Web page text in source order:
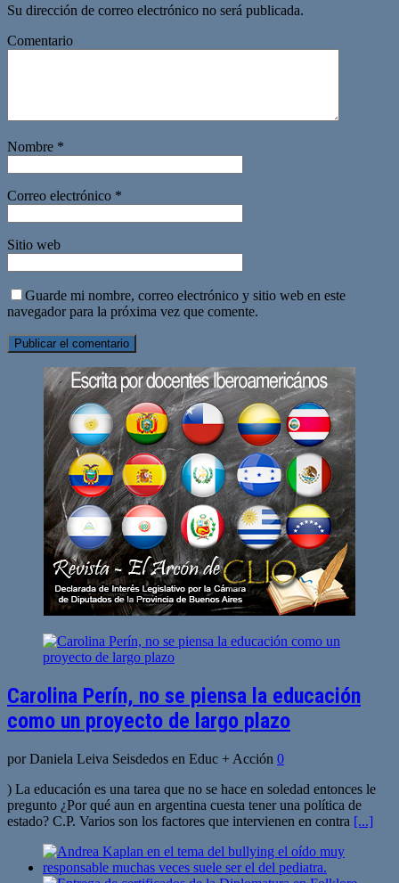
Su dirección de correo electrónico no será publicada.
Comentario
Nombre *
Correo electrónico *
Sitio web
Guarde mi nombre, correo electrónico y sitio web en este
navegador para la próxima vez que comente.
Carolina Perín, no se piensa la educación
como un proyecto de largo plazo
por Daniela Leiva Seisdedos en Educ + Acción 0
) La educación es una tarea que no se hace en soledad entonces le
pregunto ¿Por qué aun en argentina cuesta tener una política de
estado? C.P. Varios son los factores que intervienen en contra [...]